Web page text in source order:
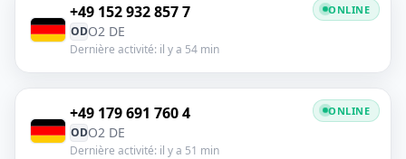
+49 152 932 857 7
ODO2 DE
Dernière activité: il y a 54 min
ONLINE
+49 179 691 760 4
ODO2 DE
Dernière activité: il y a 51 min
ONLINE